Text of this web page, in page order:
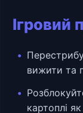
Ігровий
вижити та
картоплі